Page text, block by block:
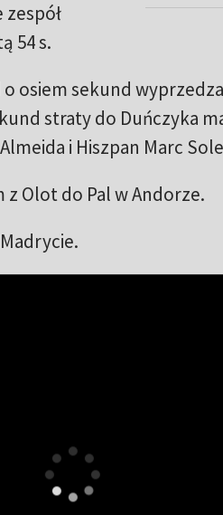
54 s.
osiem sekund
straty do Duńczyka
i Hiszpan Marc
Olot do Pal w Andorze.